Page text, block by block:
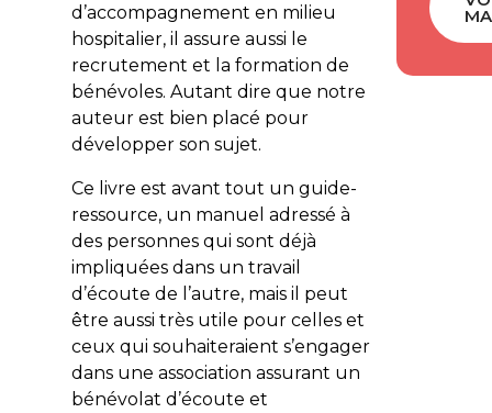
d’accompagnement en milieu
hospitalier, il assure aussi le
recrutement et la formation de
bénévoles. Autant dire que notre
auteur est bien placé pour
développer son sujet.
Ce livre est avant tout un guide-
ressource, un manuel adressé à
des personnes qui sont déjà
impliquées dans un travail
d’écoute de l’autre, mais il peut
être aussi très utile pour celles et
ceux qui souhaiteraient s’engager
dans une association assurant un
bénévolat d’écoute et